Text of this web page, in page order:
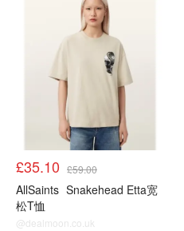
£35.10 £59.00
AllSaints Snakehead Etta宽
松T恤
@dealmoon.co.uk